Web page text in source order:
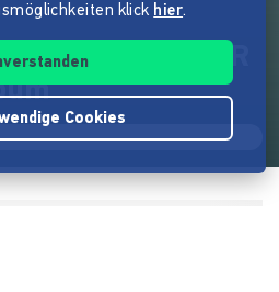
#INFAULENZER
klick hier.
Cookies